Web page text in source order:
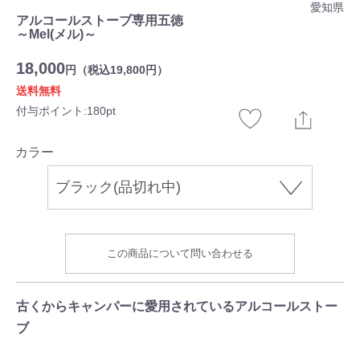
愛知県
アルコールストーブ専用五徳
～Mel(メル)～
18,000円（税込19,800円）
送料無料
付与ポイント:180pt
カラー
この商品について問い合わせる
古くからキャンパーに愛用されているアルコールストー
ブ